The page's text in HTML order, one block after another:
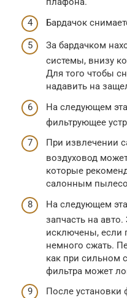
Бардачок
За бардачком
системы, внизу
Для того чтобы
надавить на
На следующем
фильтрующее
При извлечении
воздуховод
которые
салонным
На следующем
запчасть на
исключены, если
немного сжать.
как при сильном
фильтра может
После